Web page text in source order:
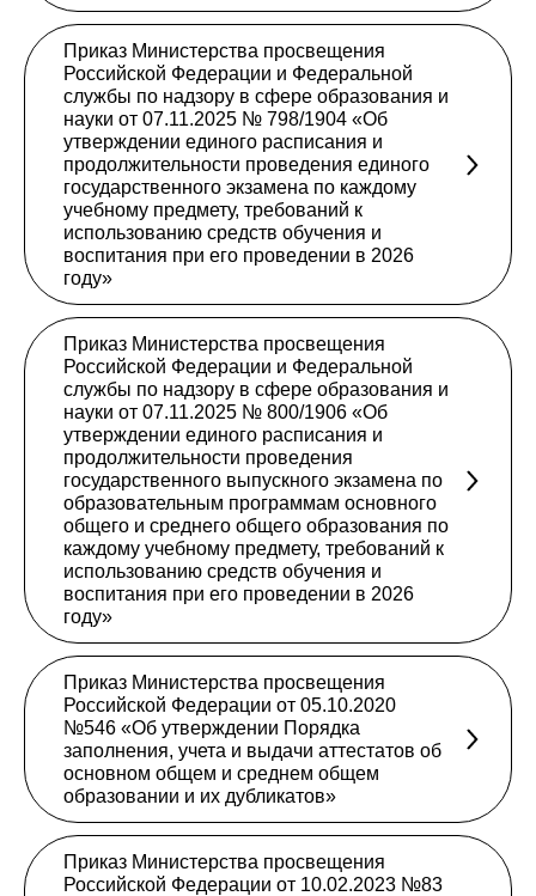
Приказ Министерства просвещения
Российской Федерации и Федеральной
службы по надзору в сфере образования и
науки от 07.11.2025 № 798/1904 «Об
утверждении единого расписания и
продолжительности проведения единого
государственного экзамена по каждому
учебному предмету, требований к
использованию средств обучения и
воспитания при его проведении в 2026
году»
Приказ Министерства просвещения
Российской Федерации и Федеральной
службы по надзору в сфере образования и
науки от 07.11.2025 № 800/1906 «Об
утверждении единого расписания и
продолжительности проведения
государственного выпускного экзамена по
образовательным программам основного
общего и среднего общего образования по
каждому учебному предмету, требований к
использованию средств обучения и
воспитания при его проведении в 2026
году»
Приказ Министерства просвещения
Российской Федерации от 05.10.2020
№546 «Об утверждении Порядка
заполнения, учета и выдачи аттестатов об
основном общем и среднем общем
образовании и их дубликатов»
Приказ Министерства просвещения
Российской Федерации от 10.02.2023 №83